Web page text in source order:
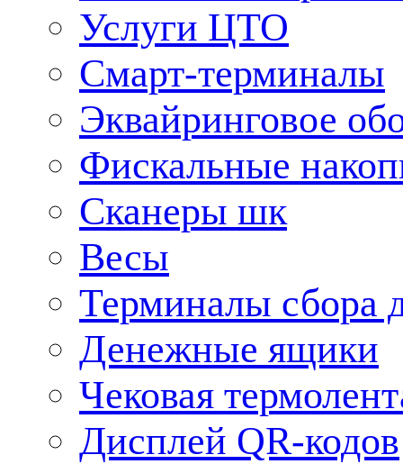
Услуги ЦТО
Смарт-терминалы
Эквайринговое
Фискальные
Сканеры шк
Весы
Терминалы сбора
Денежные ящики
Чековая
Дисплей QR-кодов